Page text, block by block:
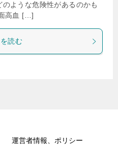
ような危険性があるのかも
高血 […]
読む
運営者情報、ポリシー